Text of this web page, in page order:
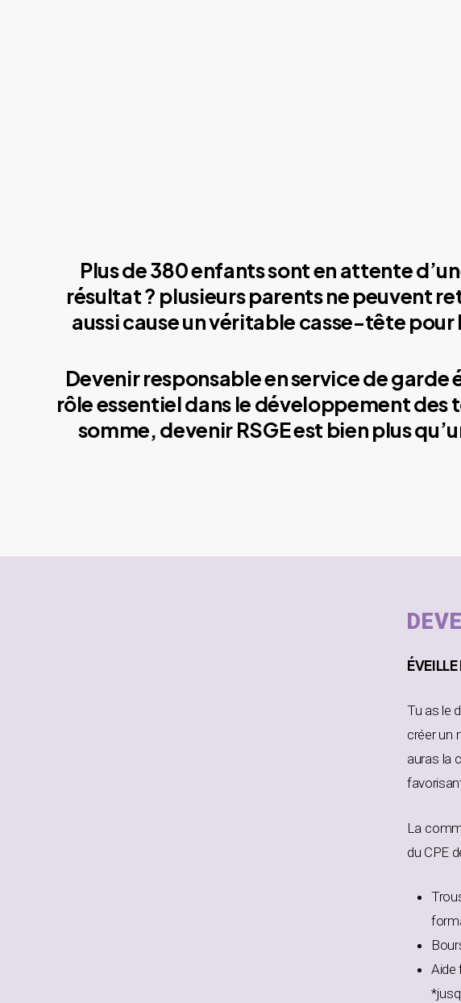
Plus de 380 enfants sont en attente
résultat ? plusieurs parents ne peuvent
aussi cause un véritable casse-tête
Devenir responsable en service de
rôle essentiel dans le développement
somme, devenir RSGE est bien plus
ÉVEILLE
Tu as le
créer un
auras la
La
du CPE
Aide